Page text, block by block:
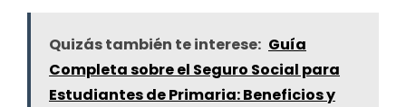
Quizás también te interese: Guía
Completa sobre el Seguro Social para
Estudiantes de Primaria: Beneficios y